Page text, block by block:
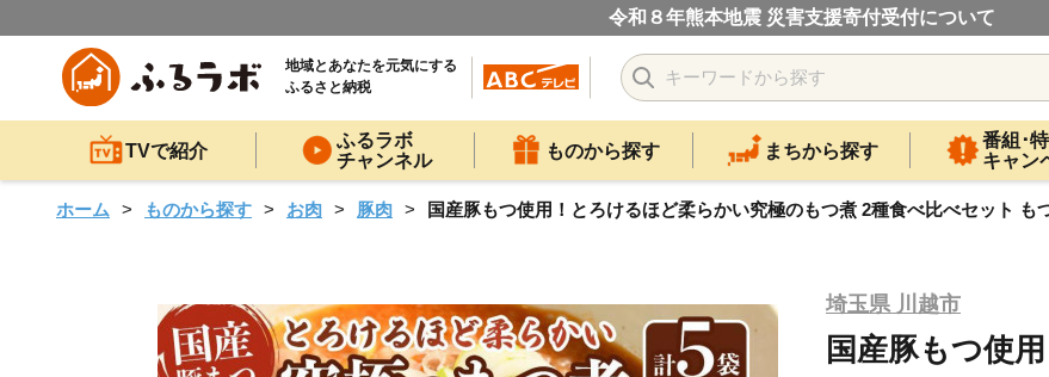
令和８年熊本地震 災害支援寄付受付について
地域とあなたを元気にする
ふるさと納税
TVで紹介
ふるラボ
チャンネル
ものから探す まちから探す
番組･
キャン
ホーム ものから探す お肉 豚肉 国産豚もつ使用！とろけるほど柔らかい究極のもつ煮 2種食べ比べセット も
埼玉県 川越市
国産豚もつ使